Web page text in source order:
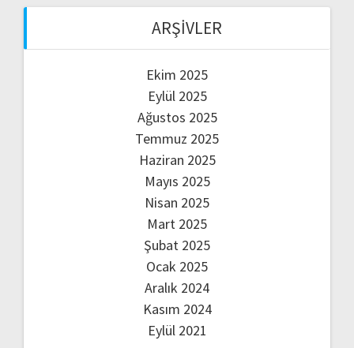
ARŞIVLER
Ekim 2025
Eylül 2025
Ağustos 2025
Temmuz 2025
Haziran 2025
Mayıs 2025
Nisan 2025
Mart 2025
Şubat 2025
Ocak 2025
Aralık 2024
Kasım 2024
Eylül 2021